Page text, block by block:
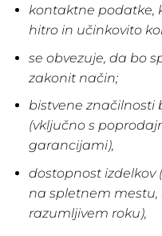
kontaktne podatke,
hitro in učinkovito
se obvezuje, da bo
zakonit način;
bistvene značilnosti
(vključno s
garancijami),
dostopnost izdelkov
na spletnem
razumljivem roku),